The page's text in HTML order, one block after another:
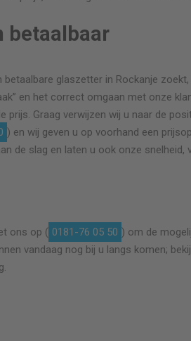
betaalbaar
glaszetter in Rockanje
en het correct omgaan met onze
prijs. Graag verwijzen wij u naar de
) en wij geven u op voorhand een
de slag en laten u ook onze snelheid,
ons op ( 0181-76 05 50 ) om de
vandaag nog bij u langs komen;
goed werk geleverd.
afwerking, een echte
Leslie
op